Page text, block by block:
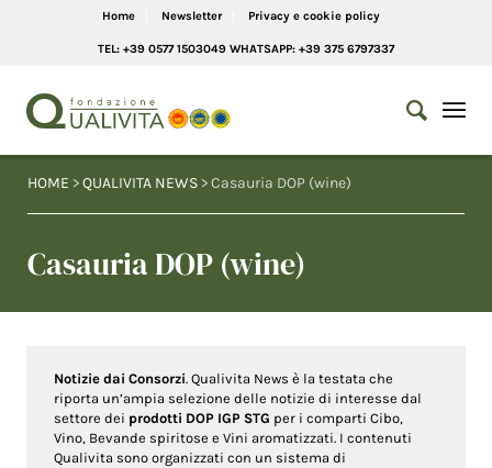
Home Newsletter Privacy e cookie policy
TEL: +39 0577 1503049 WHATSAPP: +39 375 6797337
HOME >QUALIVITA NEWS > Casauria DOP (wine)
Casauria DOP (wine)
Notizie dai Consorzi. Qualivita News è la testata che
riporta un’ampia selezione delle notizie di interesse dal
settore dei prodotti DOP IGP STG per i comparti Cibo,
Vino, Bevande spiritose e Vini aromatizzati. I contenuti
Qualivita sono organizzati con un sistema di